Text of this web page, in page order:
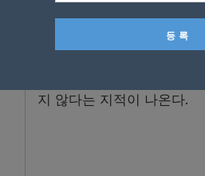
이라는 해석을 내놓고 있다.
지 않다는 지적이 나온다.